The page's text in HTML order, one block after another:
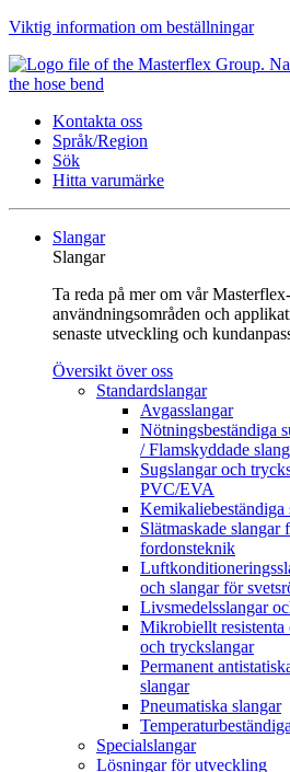
Viktig information om beställningar
Kontakta oss
Språk/Region
Sök
Hitta varumärke
Slangar
Slangar
Ta reda på mer om vår
användningsområden och
senaste utveckling och
Översikt över oss
Standardslangar
Avgasslangar
Nötningsbeständiga
/ Flamskyddade
Sugslangar och
PVC/EVA
Kemikaliebeständiga
Slätmaskade slangar
fordonsteknik
och slangar för
Livsmedelsslangar
Mikrobiellt resistenta
och tryckslangar
Permanent
slangar
Pneumatiska slangar
Specialslangar
Lösningar för utveckling